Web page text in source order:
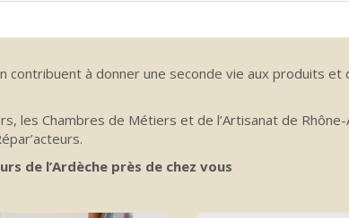
contribuent à donner une seconde vie aux produits et
les Chambres de Métiers et de l’Artisanat de
de l’Ardèche près de chez vous